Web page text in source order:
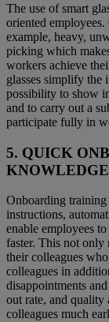
The use of smart
oriented
example, heavy,
picking which
workers achieve
glasses simplify the
possibility to show
and to carry out a
participate fully in
5. QUICK
Onboarding training
instructions,
enable employees
faster. This not only
their colleagues
colleagues in
disappointments
out rate, and quality
colleagues much